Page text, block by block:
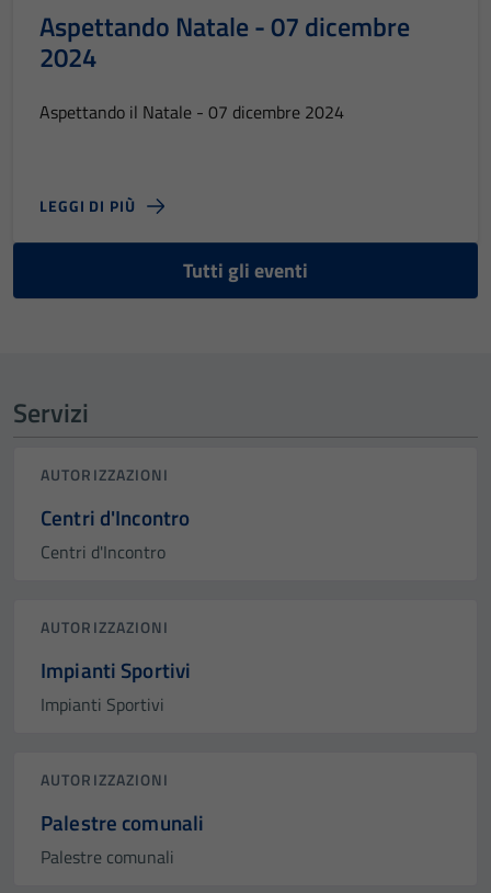
Aspettando Natale - 07 dicembre
2024
Aspettando il Natale - 07 dicembre 2024
LEGGI DI PIÙ
Tutti gli eventi
Servizi
AUTORIZZAZIONI
Centri d'Incontro
Centri d'Incontro
AUTORIZZAZIONI
Impianti Sportivi
Impianti Sportivi
AUTORIZZAZIONI
Palestre comunali
Palestre comunali